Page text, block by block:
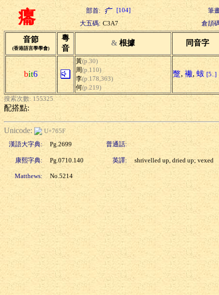
癟 部首: [104]
筆
大五碼: C3A7 倉頡
音節
(香港語言學學會)
粵
音
& 根據 同音字
bit6
黃(p.30)
周(p.110)
李(p.178,363)
何(p.219)
蹩, 襒, 蛂 [5..]
搜索次數: 155325
配搭點:
Unicode:
U+765F
漢語大字典:
Pg.2699 普通話:
康熙字典: Pg.0710.140 英譯: shrivelled up, dried up; vexed
Matthews: No.5214